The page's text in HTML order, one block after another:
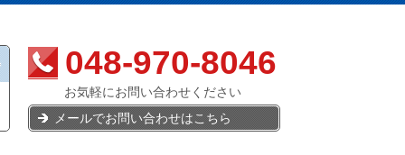
048-970-8046
お気軽にお問い合わせください
メールでお問い合わせはこちら